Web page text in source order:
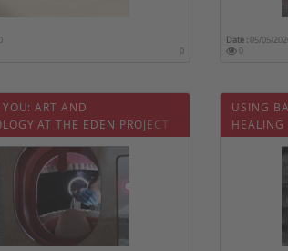
0
Date :05/05/
0
ART AND
AT THE EDEN PROJECT
USING
HEALING